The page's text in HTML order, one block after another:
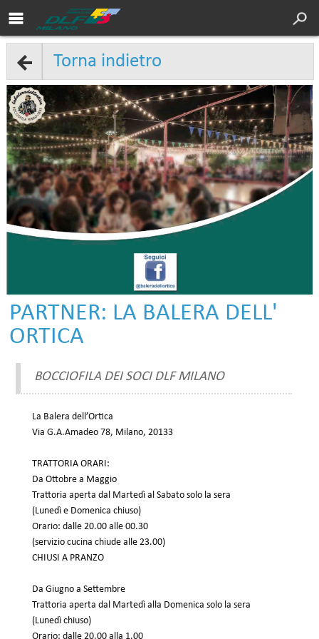
Area soci DLF
Cultura
Sport
Turismo
DLF Nazionale
Chi siamo
Convenzioni
Torna indietro
PARTNER: LA BALERA DELL'
ORTICA
BOCCIOFILA DEI SOCI DLF MILANO
La Balera dell’Ortica
Via G.A.Amadeo 78, Milano, 20133
TRATTORIA ORARI:
Da Ottobre a Maggio
Trattoria aperta dal Martedì al Sabato solo la sera
(Lunedì e Domenica chiuso)
Orario: dalle 20.00 alle 00.30
(servizio cucina chiude alle 23.00)
CHIUSI A PRANZO
Da Giugno a Settembre
Trattoria aperta dal Martedì alla Domenica solo la sera
(Lunedì chiuso)
Orario: dalle 20.00 alla 1.00